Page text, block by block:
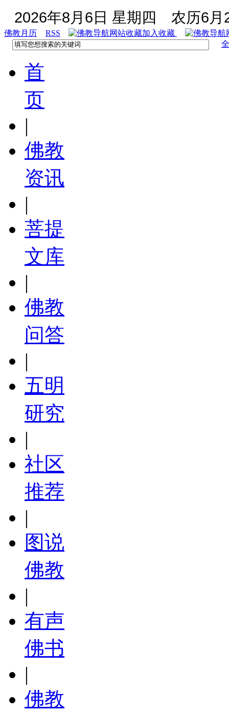
2026年8月6日 星期四 农历6月
佛教月历 RSS
加入收藏
首
页
|
佛教
资讯
|
菩提
文库
|
佛教
问答
|
五明
研究
|
社区
推荐
|
图说
佛教
|
有声
佛书
|
佛教